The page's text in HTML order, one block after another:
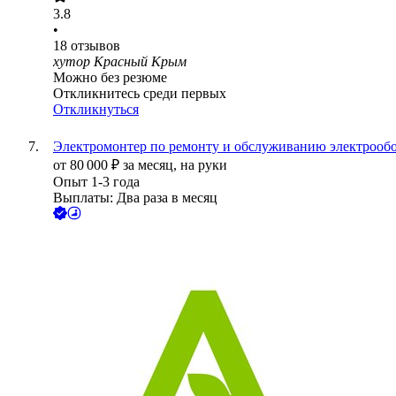
3.8
•
18 отзывов
хутор Красный Крым
Можно без резюме
Откликнитесь среди первых
Откликнуться
Электромонтер по ремонту и обслуживанию
от 80 000 ₽ за месяц, на руки
Опыт 1-3 года
Выплаты: Два раза в месяц